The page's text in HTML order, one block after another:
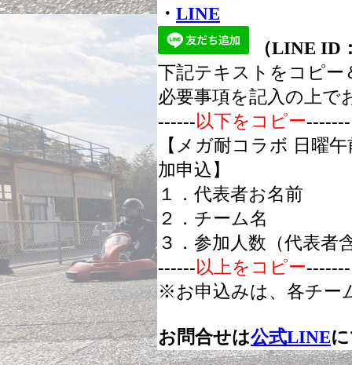
・ LINE
（LINE ID
下記テキストをコピー
必要事項を記入の上で
------以下をコピー-------
【メガ耐コラボ 日曜
加申込】
１．代表者お名前
２．チーム名
３．参加人数（代表者
------以上をコピー-------
※お申込みは、各チー
お問合せは公式LINE